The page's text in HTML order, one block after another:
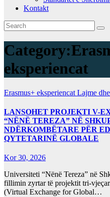
Kontakt
Category:
eksperiencat
Erasmus+ eksperiencat Lajme
LANSOHET PROJEKTI V-
“NËNË TEREZA” NË
NDËRKOMBËTARE PËR
QYTETARINË GLOBALE
Kor 30, 2026
Universiteti “Nënë Tereza” në
fillimin zyrtar të projektit tri-
(Virtual Exchange for Global…